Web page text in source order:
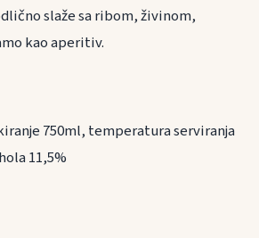
slaže sa ribom, živinom,
kao aperitiv.
750ml, temperatura serviranja
11,5%